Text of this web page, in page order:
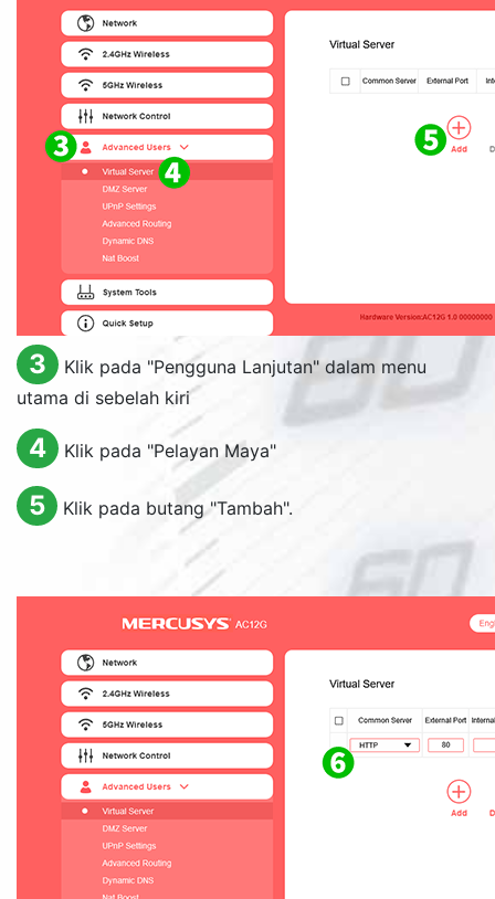
3
Klik pada "Pengguna Lanjutan" dalam menu
utama di sebelah kiri
4 Klik pada "Pelayan Maya"
5 Klik pada butang "Tambah".